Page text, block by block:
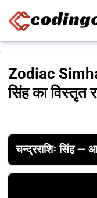
Zodiac
सिंह का
चन्द्रराशिः सिंह